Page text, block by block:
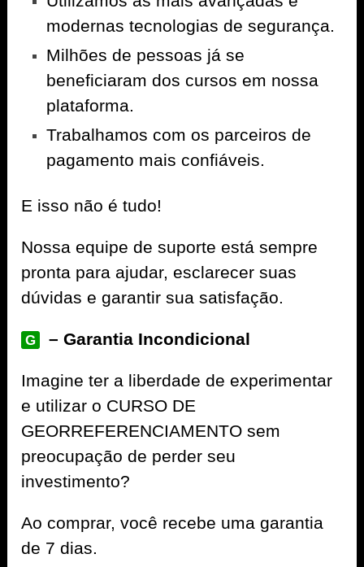
modernas tecnologias de segurança.
Milhões de pessoas já se
beneficiaram dos cursos em nossa
plataforma.
Trabalhamos com os parceiros de
pagamento mais confiáveis.
E isso não é tudo!
Nossa equipe de suporte está sempre
pronta para ajudar, esclarecer suas
dúvidas e garantir sua satisfação.
G – Garantia Incondicional
Imagine ter a liberdade de experimentar
e utilizar o CURSO DE
GEORREFERENCIAMENTO sem
preocupação de perder seu
investimento?
Ao comprar, você recebe uma garantia
de 7 dias.